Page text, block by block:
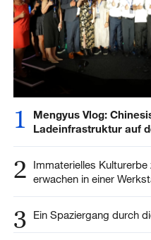
1
Mengyus Vlog:
Ladeinfrastruktur auf
2
Immaterielles
erwachen in einer
3 Ein Spaziergang durch